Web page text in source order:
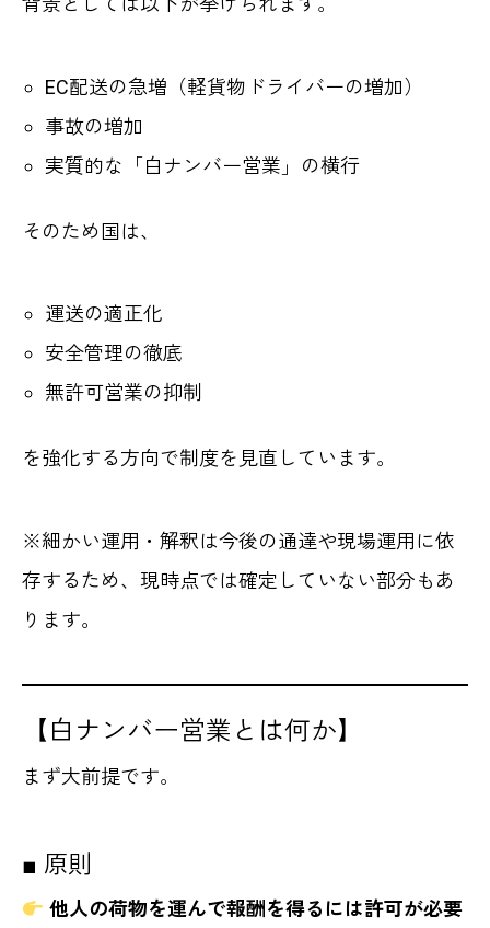
EC配送の急増（軽貨物ドライバーの増加）
事故の増加
実質的な「白ナンバー営業」の横行
そのため国は、
運送の適正化
安全管理の徹底
無許可営業の抑制
を強化する方向で制度を見直しています。
※細かい運用・解釈は今後の通達や現場運用に依
存するため、現時点では確定していない部分もあ
ります。
【白ナンバー営業とは何か】
まず大前提です。
■ 原則
他人の荷物を運んで報酬を得るには許可が必要